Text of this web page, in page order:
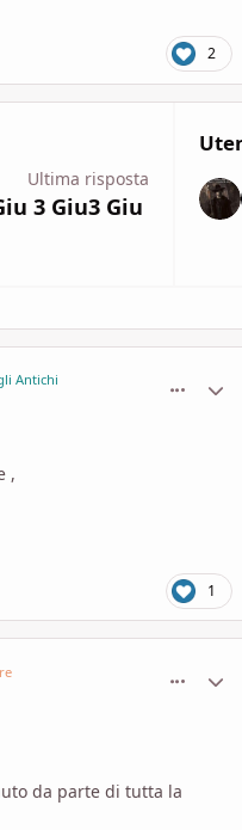
2
Ultima risposta
3 Giu3 Giu
panoramica del topic
Antichi
,
1
da parte di tutta la